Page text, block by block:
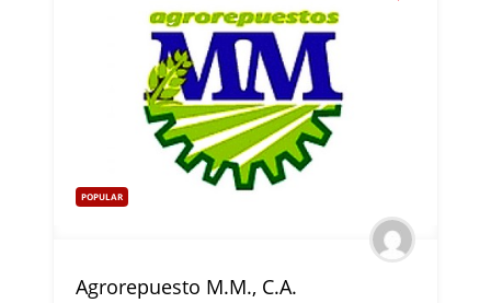
POPULAR
Agrorepuesto M.M., C.A.